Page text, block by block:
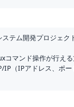
テム開発プロジェク
コマンド操作が行え
IP（IPアドレス、ポ